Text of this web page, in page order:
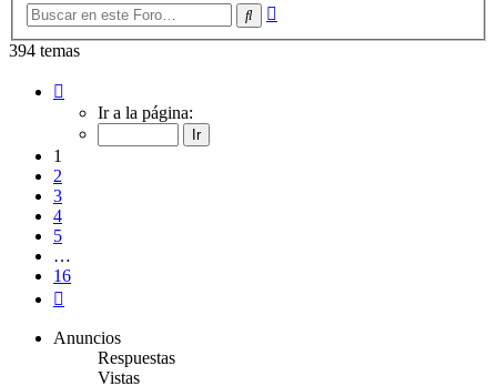
Buscar
394 temas
Ir a la página:
1
2
3
4
5
…
16
Anuncios
Respuestas
Vistas